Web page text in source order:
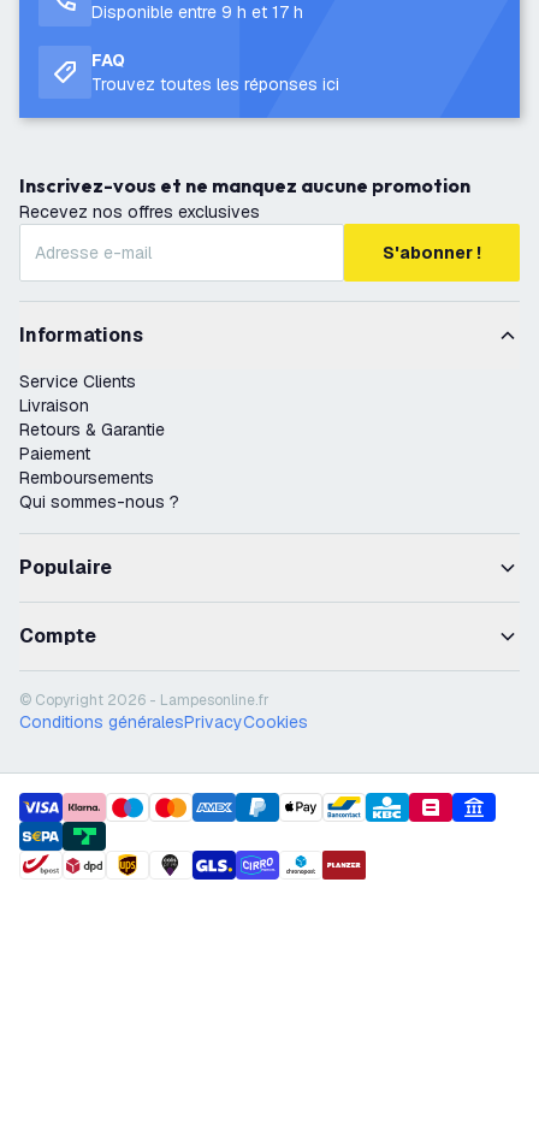
Disponible entre 9 h et 17 h
FAQ
Trouvez toutes les réponses ici
Inscrivez-vous et ne manquez aucune promotion
Recevez nos offres exclusives
S'abonner !
Informations
Service Clients
Livraison
Retours & Garantie
Paiement
Remboursements
Qui sommes-nous ?
Populaire
Compte
© Copyright 2026 - Lampesonline.fr
Conditions généralesPrivacyCookies
payment methods
shipment methods